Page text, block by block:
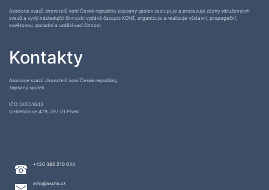
Asociace svazů chovatelů koní České republiky zapsaný spolek zastupuje a prosazuje zájmy sdruženýcvh
svazů a vyvíjí následující činnosti: vydává časopis KONĚ, organizuje a realizuje výstavní, propagační,
osvětovou, poradní a vzdělávací činnost.
Kontakty
Asociace svazů chovatelů koní České republiky,
zapsaný spolek
IČO: 00551643
U Hřebčince 479, 397 01 Písek
+420 382 210 644
info@aschk.cz